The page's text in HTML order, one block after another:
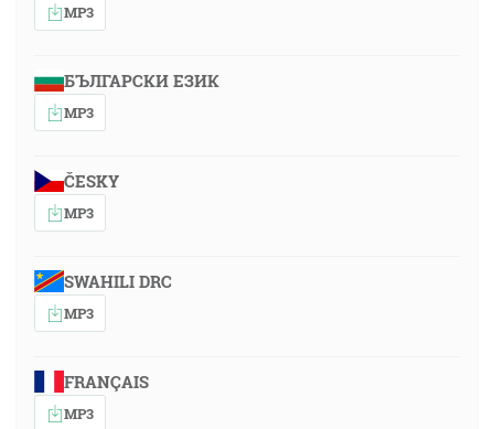
MP3
БЪЛГАРСКИ ЕЗИК
MP3
ČESKY
MP3
SWAHILI DRC
MP3
FRANÇAIS
MP3